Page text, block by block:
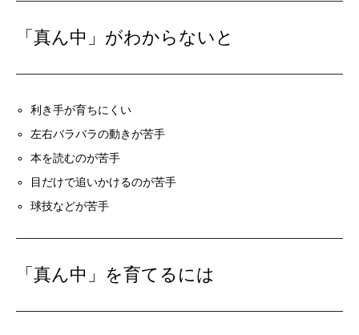
「真ん中」がわからないと
利き手が育ちにくい
左右バラバラの動きが苦手
本を読むのが苦手
目だけで追いかけるのが苦手
球技などが苦手
「真ん中」を育てるには